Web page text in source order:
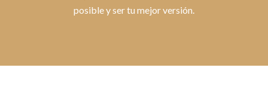
posible y ser tu mejor versión.